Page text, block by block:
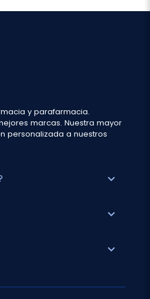
y parafarmacia.
marcas. Nuestra mayor
personalizada a nuestros
expand_more
expand_more
expand_more